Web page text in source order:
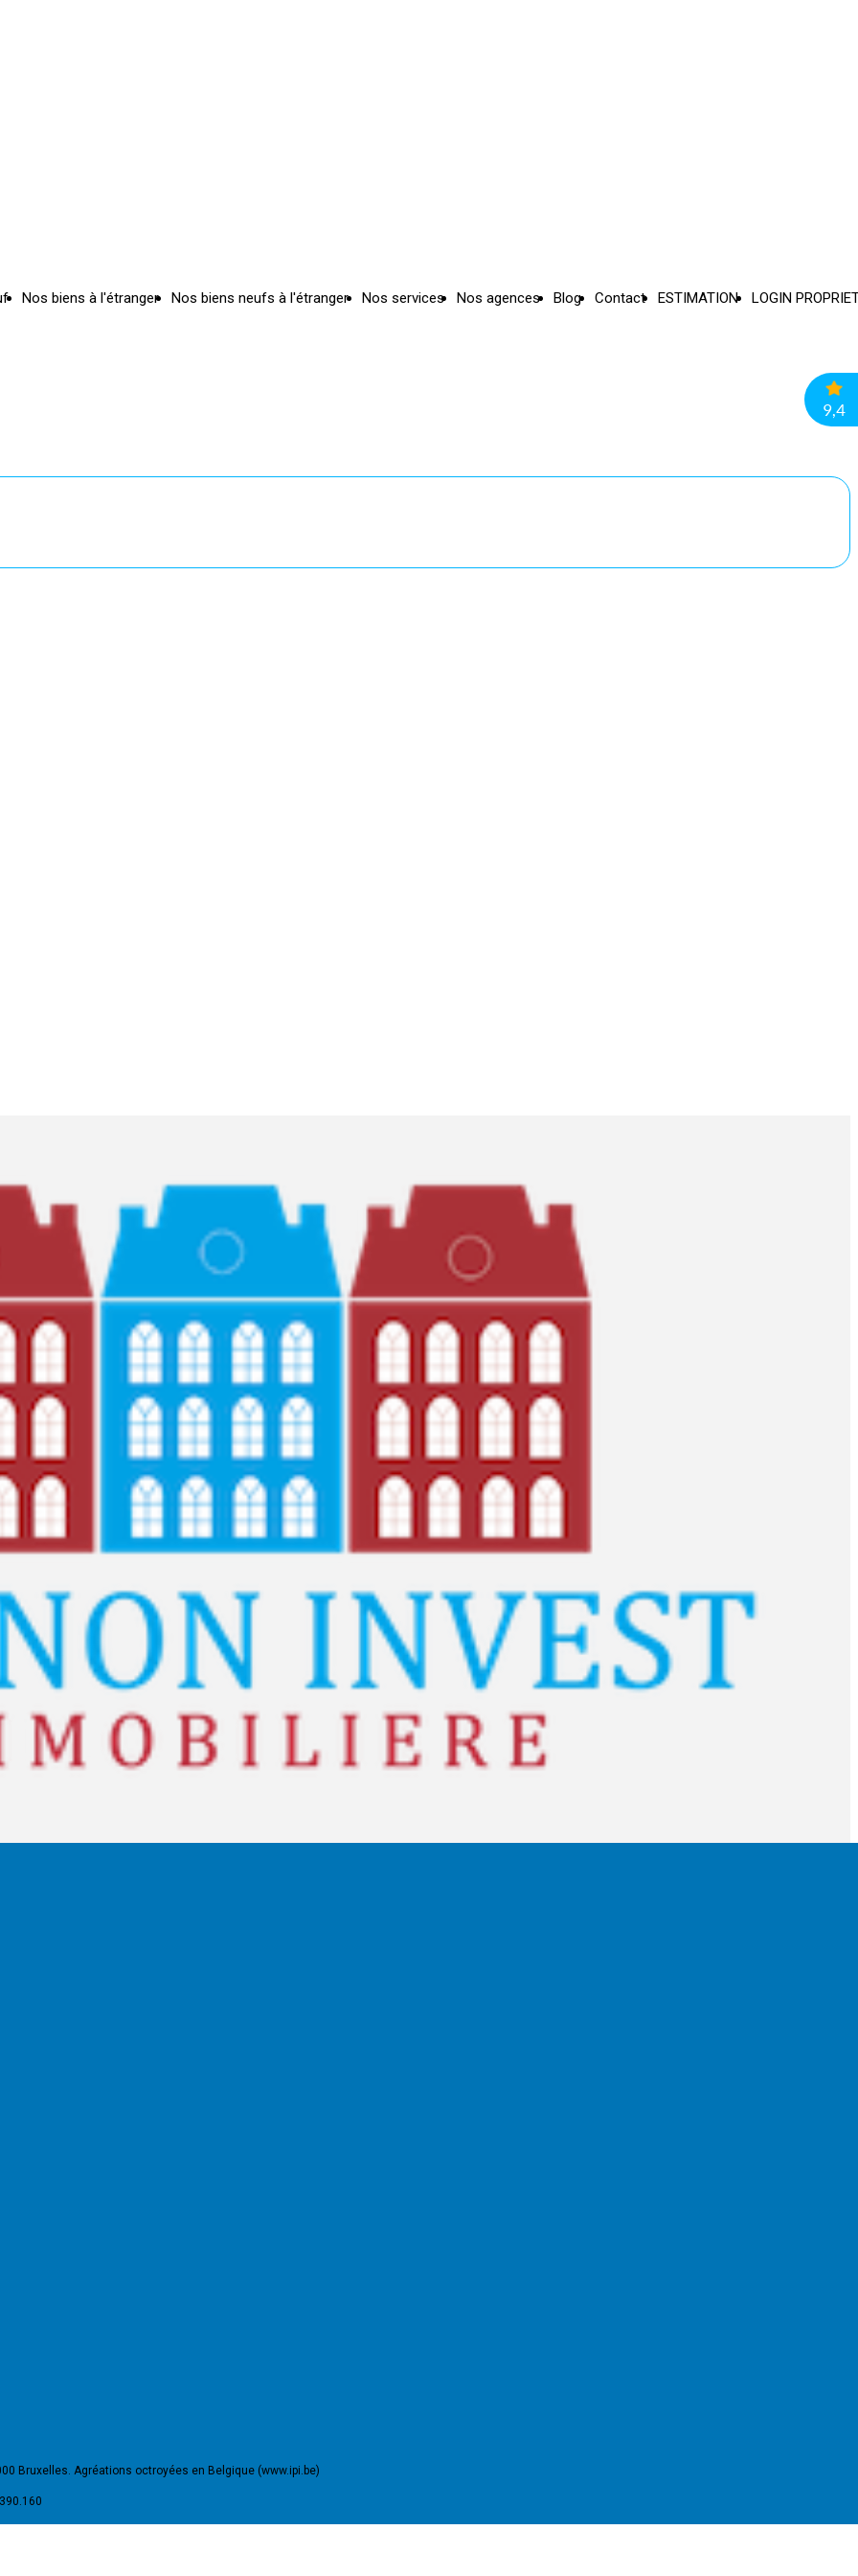
Nos biens à l'étranger Nos biens neufs à l'étranger Nos services Nos agences Blog Contact ESTIMATION LOGIN
Bruxelles. Agréations octroyées en Belgique (www.ipi.be)